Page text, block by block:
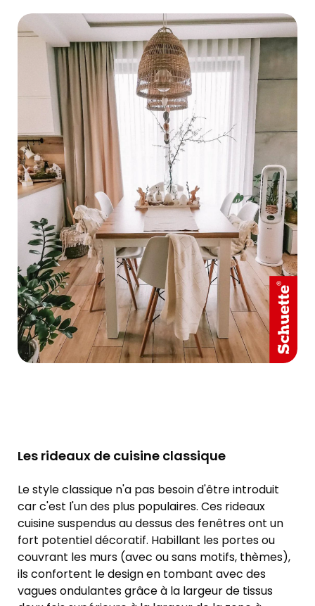
Les rideaux de cuisine classique
Le style classique n'a pas besoin d'être introduit
car c'est l'un des plus populaires. Ces rideaux
cuisine suspendus au dessus des fenêtres ont un
fort potentiel décoratif. Habillant les portes ou
couvrant les murs (avec ou sans motifs, thèmes),
ils confortent le design en tombant avec des
vagues ondulantes grâce à la largeur de tissus